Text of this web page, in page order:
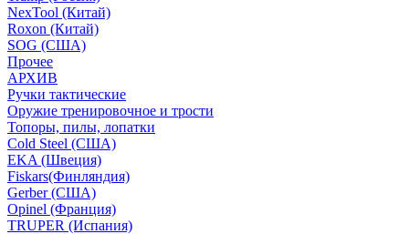
NexTool (Китай)
Roxon (Китай)
SOG (США)
Прочее
АРХИВ
Ручки тактические
Оружие тренировочное и трости
Топоры, пилы, лопатки
Cold Steel (США)
EKA (Швеция)
Fiskars(Финляндия)
Gerber (США)
Opinel (Франция)
TRUPER (Испания)